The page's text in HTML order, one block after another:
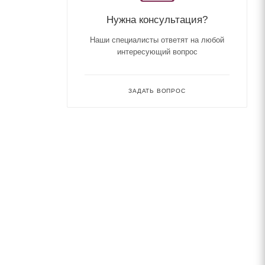
Нужна консультация?
Наши специалисты ответят на любой
интересующий вопрос
ЗАДАТЬ ВОПРОС